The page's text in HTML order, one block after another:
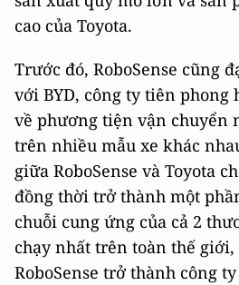
cao của Toyota.
Trước đó, RoboSense cũng
với BYD, công ty tiên phong
về phương tiện vận chuyển
trên nhiều mẫu xe khác
giữa RoboSense và Toyota
đồng thời trở thành một
chuỗi cung ứng của cả 2
chạy nhất trên toàn thế giới,
RoboSense trở thành công